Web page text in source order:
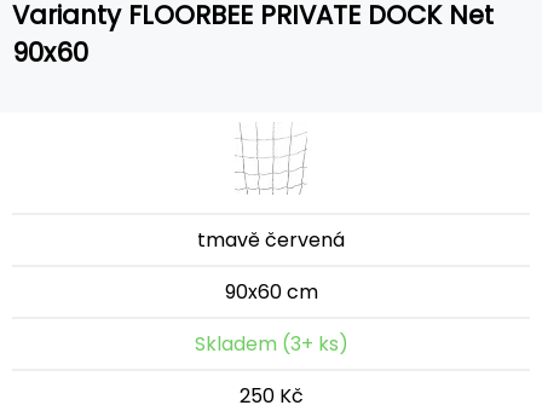
Varianty FLOORBEE PRIVATE DOCK Net
90x60
tmavě červená
90x60 cm
Skladem (3+ ks)
250 Kč